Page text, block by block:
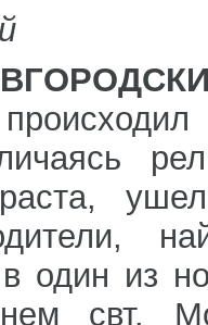
один из
свт.